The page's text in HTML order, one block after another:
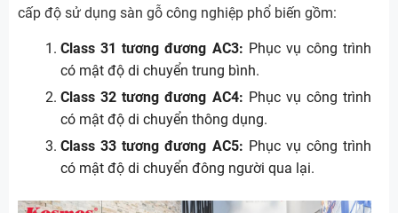
cấp độ sử dụng sàn gỗ công nghiệp phổ biến gồm:
Class 31 tương đương AC3: Phục vụ công trình
có mật độ di chuyển trung bình.
Class 32 tương đương AC4: Phục vụ công trình
có mật độ di chuyển thông dụng.
Class 33 tương đương AC5: Phục vụ công trình
có mật độ di chuyển đông người qua lại.